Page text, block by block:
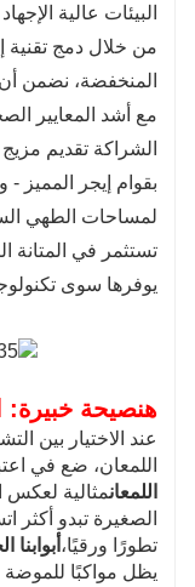
البيئات عالية
من خلال دمج تقنية
المنخفضة، نضمن
الشراكة تقديم
بقوام إيجر المميز -
لمساحات الطهي
تستثمر في المتانة
يوفرها سوى
هنصيحة
عند الاختيار بين
اللمعان، ضع في
اللمعانمثالية لعكس
الصغيرة تبدو
تطورًا ورقيًا،
يظل مواكبًا